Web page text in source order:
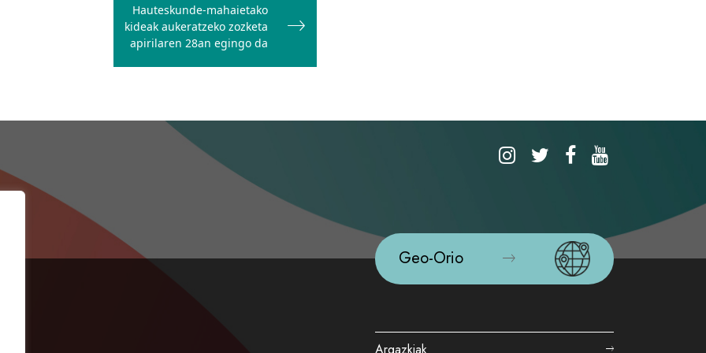
Hauteskunde-mahaietako
kideak aukeratzeko zozketa
apirilaren 28an egingo da
Geo-Orio
Argazkiak